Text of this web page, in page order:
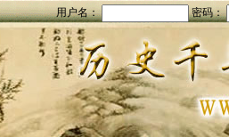
用户名： 密码：